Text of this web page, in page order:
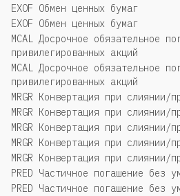
EXOF Обмен ценных бумаг
EXOF Обмен ценных бумаг
MCAL Досрочное обязательное
привилегированных акций
MCAL Досрочное обязательное
привилегированных акций
MRGR Конвертация при слиянии/
MRGR Конвертация при слиянии/
MRGR Конвертация при слиянии/
MRGR Конвертация при слиянии/
MRGR Конвертация при слиянии/
PRED Частичное погашение без
PRED Частичное погашение без